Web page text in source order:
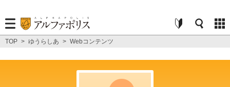
TOP > ゆうらしあ > Webコンテンツ